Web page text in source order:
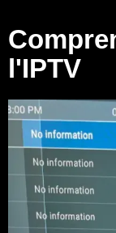
l'IPTV